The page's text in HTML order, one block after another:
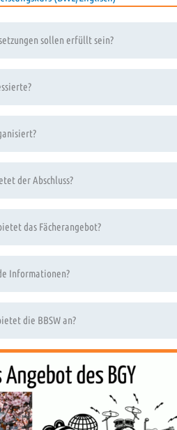
sollen erfüllt sein?
der Abschluss?
das Fächerangebot?
Informationen?
die BBSW an?